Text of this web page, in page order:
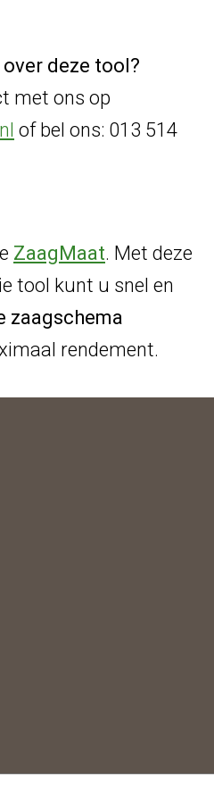
deze tool?
met ons op
of bel ons: 013 514
ZaagMaat. Met deze
tool kunt u snel en
zaagschema
rendement.